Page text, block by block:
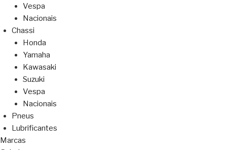
Vespa
Nacionais
Chassi
Honda
Yamaha
Kawasaki
Suzuki
Vespa
Nacionais
Pneus
Lubrificantes
Marcas